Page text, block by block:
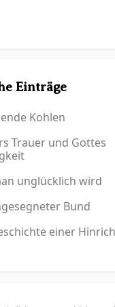
Einträge
Kohlen
Trauer und Gottes
unglücklich wird
Bund
einer